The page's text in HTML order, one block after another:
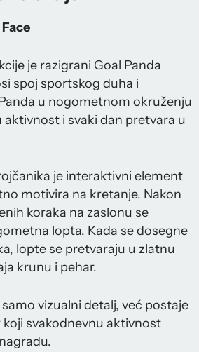
je razigrani Goal Panda
spoj sportskog duha i
u nogometnom okruženju
i svaki dan pretvara u
je interaktivni element
motivira na kretanje. Nakon
koraka na zaslonu se
lopta. Kada se dosegne
lopte se pretvaraju u zlatnu
krunu i pehar.
vizualni detalj, već postaje
svakodnevnu aktivnost